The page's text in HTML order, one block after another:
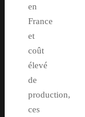
en
France
et
coût
élevé
de
production,
ces